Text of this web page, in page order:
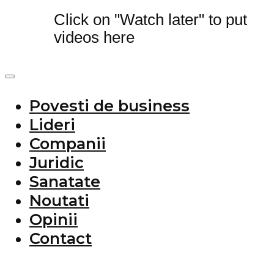
Click on "Watch later" to put
videos here
Povesti de business
Lideri
Companii
Juridic
Sanatate
Noutati
Opinii
Contact